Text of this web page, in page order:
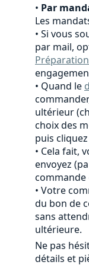
• Par
Les
Si vous
par mail,
Quand le
ultérieur
choix des
puis
Cela fait,
envoyez
commande
Votre
du bon de
sans
ultérieure.
Ne pas
détails et